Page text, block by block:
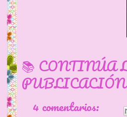
📚 CONTINÚA
4 comentarios: